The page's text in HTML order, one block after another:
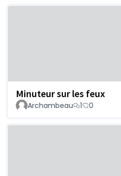
Minuteur sur les feux
Archambeau 1 0